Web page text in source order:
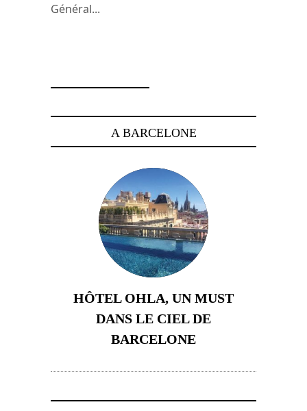
Général...
A BARCELONE
HÔTEL OHLA, UN MUST
DANS LE CIEL DE
BARCELONE